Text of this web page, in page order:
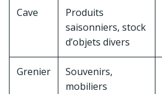
Cave
Produits
saisonniers, stock
d’objets divers
Grenier
Souvenirs,
mobiliers